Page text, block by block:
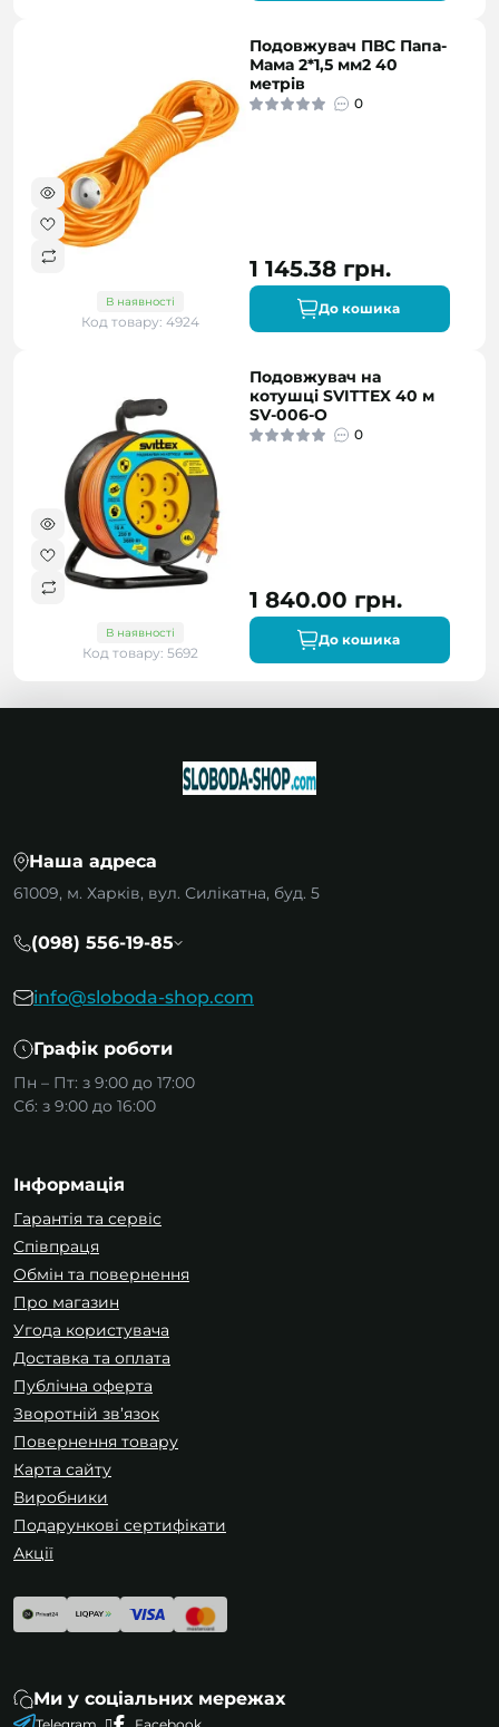
В наявності
Код товару: 4924
Подовжувач ПВС Папа-
Мама 2*1,5 мм2 40
метрів
0
1 145.38 грн.
До кошика
В наявності
Код товару: 5692
Подовжувач на
котушці SVITTEX 40 м
SV-006-О
0
1 840.00 грн.
До кошика
Наша адреса
61009, м. Харків, вул. Силікатна, буд. 5
(098) 556-19-85
info@sloboda-shop.com
Графік роботи
Пн – Пт: з 9:00 до 17:00
Сб: з 9:00 до 16:00
Інформація
Гарантія та сервіс
Співпраця
Обмін та повернення
Про магазин
Угода користувача
Доставка та оплата
Публічна оферта
Зворотній зв’язок
Повернення товару
Карта сайту
Виробники
Подарункові сертифікати
Акції
Ми у соціальних мережах
Telegram Facebook